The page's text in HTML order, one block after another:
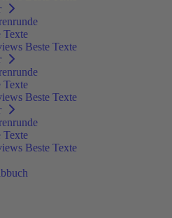
Texte
Beste Texte
Texte
Beste Texte
Texte
Beste Texte